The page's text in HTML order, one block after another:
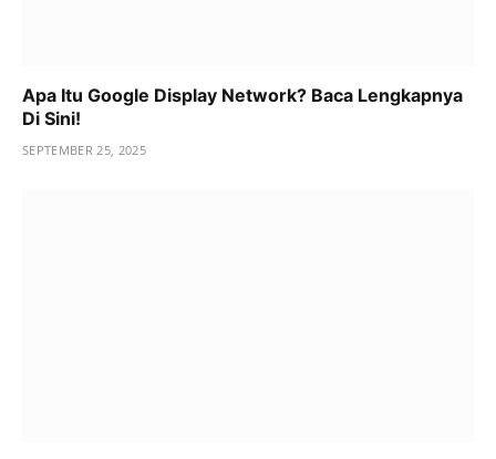
Apa Itu Google Display Network? Baca Lengkapnya
Di Sini!
SEPTEMBER 25, 2025